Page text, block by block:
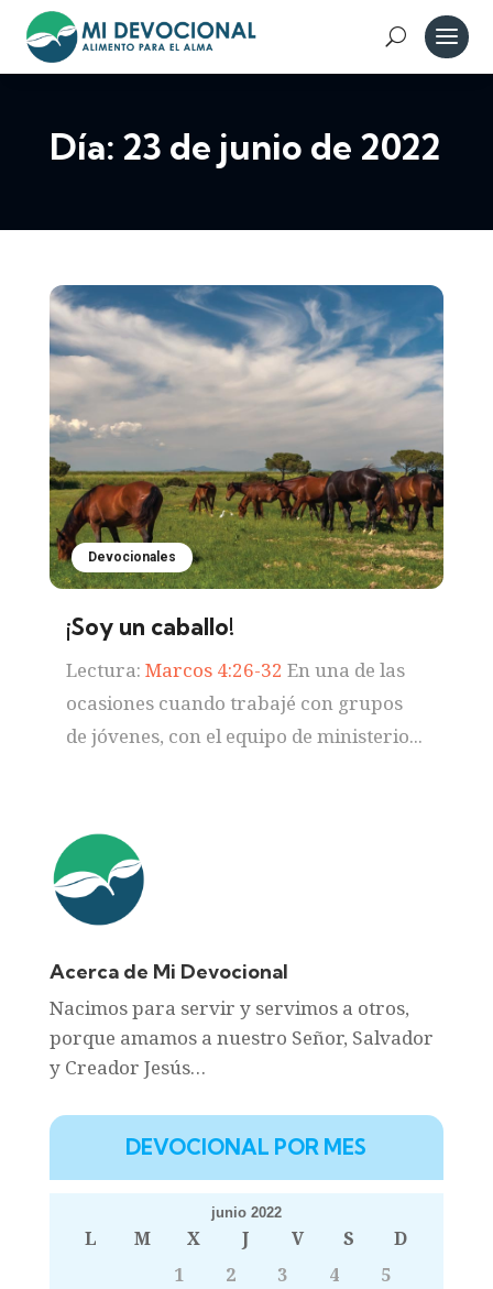
Día: 23 de junio de 2022
Devocionales
¡Soy un caballo!
Lectura: Marcos 4:26-32 En una de las
ocasiones cuando trabajé con grupos
de jóvenes, con el equipo de ministerio...
Acerca de Mi Devocional
Nacimos para servir y servimos a otros,
porque amamos a nuestro Señor, Salvador
y Creador Jesús…
DEVOCIONAL POR MES
junio 2022
L M X J V S
D
1
2 3 4
5